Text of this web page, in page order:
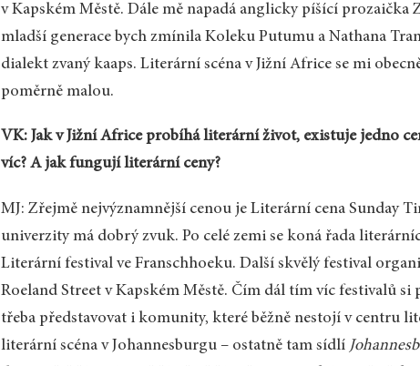
v Kapském Městě. Dále mě napadá anglicky píšící prozaička
mladší generace bych zmínila Koleku Putumu a Nathana
dialekt zvaný kaaps. Literární scéna v Jižní Africe se mi
poměrně malou.
VK: Jak v Jižní Africe probíhá literární život, existuje jedno
víc? A jak fungují literární ceny?
MJ: Zřejmě nejvýznamnější cenou je Literární cena Sunday
univerzity má dobrý zvuk. Po celé zemi se koná řada
Literární festival ve Franschhoeku. Další skvělý festival
Roeland Street v Kapském Městě. Čím dál tím víc festivalů
třeba představovat i komunity, které běžně nestojí v centru
literární scéna v Johannesburgu – ostatně tam sídlí